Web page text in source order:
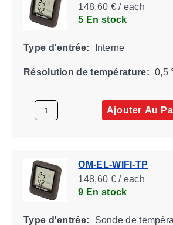
148,60 € / each
5 En stock
Type d'entrée: Interne
Résolution de température: 0,5
Ajouter Au
OM-EL-WIFI-TP
148,60 € / each
9 En stock
Type d'entrée: Sonde de